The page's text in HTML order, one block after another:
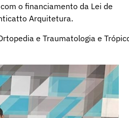
o financiamento da Lei de
Arquitetura.
e Traumatologia e